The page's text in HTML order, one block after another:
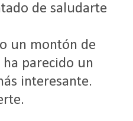
de saludarte
un montón de
parecido un
interesante.